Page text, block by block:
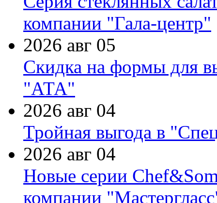
компании "Гала-центр"
2026 авг 05
Скидка на формы для
"АТА"
2026 авг 04
Тройная выгода в
2026 авг 04
Новые серии
компании